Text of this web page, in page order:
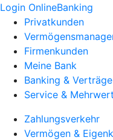
Login OnlineBanking
Privatkunden
Firmenkunden
Meine Bank
Banking & Verträge
Service &
Zahlungsverkehr
Vermögen &